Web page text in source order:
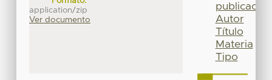
application/zip
Ver documento
publicación
Autor
Título
Materia
Tipo